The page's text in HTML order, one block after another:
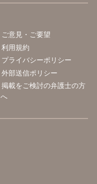
ご意見・ご要望
利用規約
プライバシーポリシー
外部送信ポリシー
掲載をご検討の弁護士の方
へ